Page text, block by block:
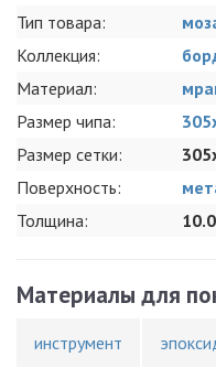
Тип товара:
Коллекция:
Материал:
Размер чипа:
Размер сетки:
Поверхность:
Толщина:
Материалы для
инструмент